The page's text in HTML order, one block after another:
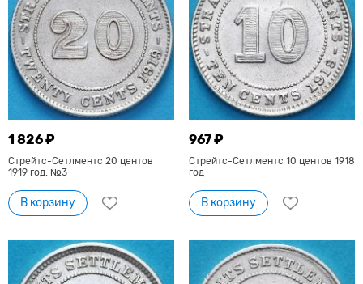
1 826 ₽
Стрейтс-Сетлментс 20 центов
1919 год. №3
В корзину
967 ₽
Стрейтс-Сетлментс 10 центов 1918
год
В корзину